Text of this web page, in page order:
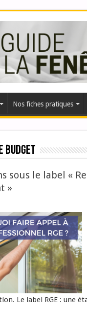
Nos fiches pratiques
budget
sous le label «
»
Le label RGE : une